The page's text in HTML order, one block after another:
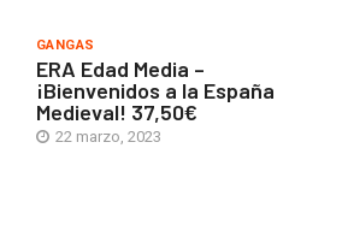
GANGAS
ERA Edad Media –
¡Bienvenidos a la España
Medieval! 37,50€
22 marzo, 2023